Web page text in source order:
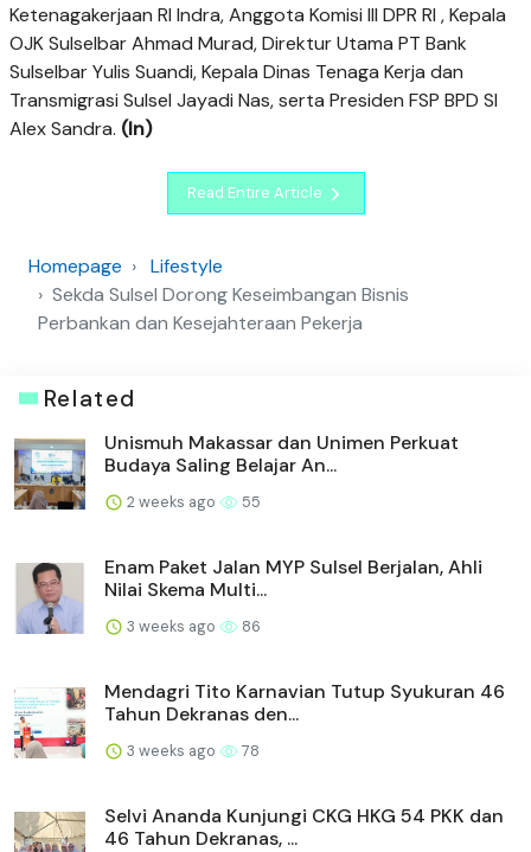
Ketenagakerjaan RI Indra, Anggota Komisi III DPR RI , Kepala
OJK Sulselbar Ahmad Murad, Direktur Utama PT Bank
Sulselbar Yulis Suandi, Kepala Dinas Tenaga Kerja dan
Transmigrasi Sulsel Jayadi Nas, serta Presiden FSP BPD SI
Alex Sandra. (In)
Read Entire Article
Homepage
Lifestyle
Sekda Sulsel Dorong Keseimbangan Bisnis
Perbankan dan Kesejahteraan Pekerja
Related
Unismuh Makassar dan Unimen Perkuat
Budaya Saling Belajar An...
2 weeks ago 55
Enam Paket Jalan MYP Sulsel Berjalan, Ahli
Nilai Skema Multi...
3 weeks ago 86
Mendagri Tito Karnavian Tutup Syukuran 46
Tahun Dekranas den...
3 weeks ago 78
Selvi Ananda Kunjungi CKG HKG 54 PKK dan
46 Tahun Dekranas, ...